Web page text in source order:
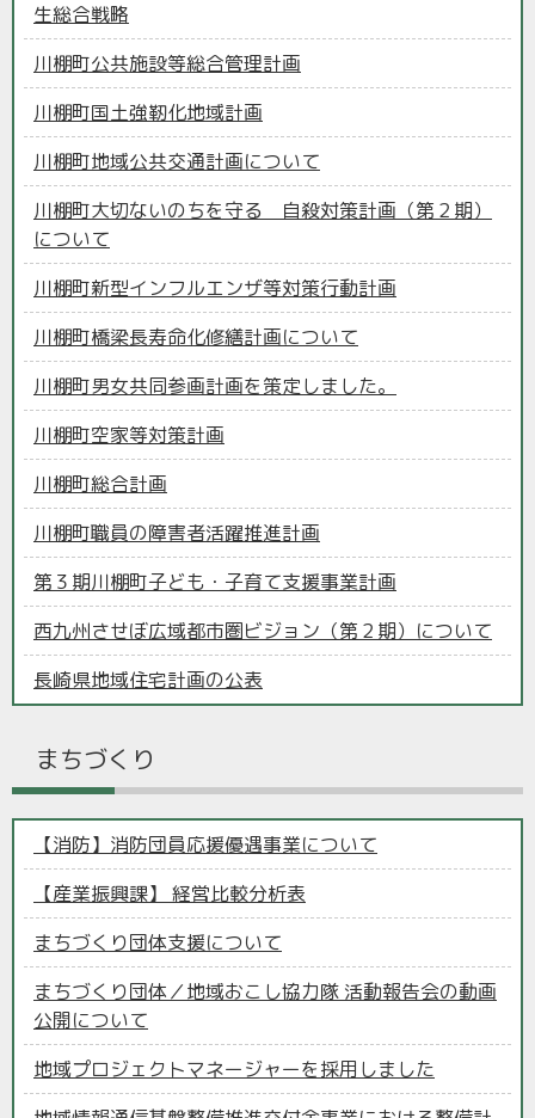
生総合戦略
川棚町公共施設等総合管理計画
川棚町国土強靭化地域計画
川棚町地域公共交通計画について
川棚町大切ないのちを守る 自殺対策計画（第２期）
について
川棚町新型インフルエンザ等対策行動計画
川棚町橋梁長寿命化修繕計画について
川棚町男女共同参画計画を策定しました。
川棚町空家等対策計画
川棚町総合計画
川棚町職員の障害者活躍推進計画
第３期川棚町子ども・子育て支援事業計画
西九州させぼ広域都市圏ビジョン（第２期）について
長崎県地域住宅計画の公表
まちづくり
【消防】消防団員応援優遇事業について
【産業振興課】 経営比較分析表
まちづくり団体支援について
まちづくり団体／地域おこし協力隊 活動報告会の動画
公開について
地域プロジェクトマネージャーを採用しました